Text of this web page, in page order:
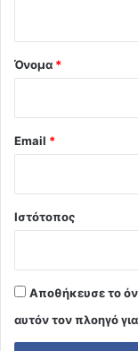
Όνομα *
Email *
Ιστότοπος
Αποθήκευσε το
αυτόν τον πλοηγό